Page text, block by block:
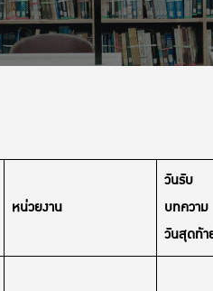
หน่วยงาน
วันรับ
บทความ
วันสุดท้า